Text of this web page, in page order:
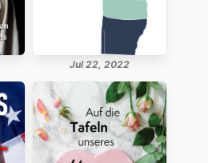
Jul 22, 2022